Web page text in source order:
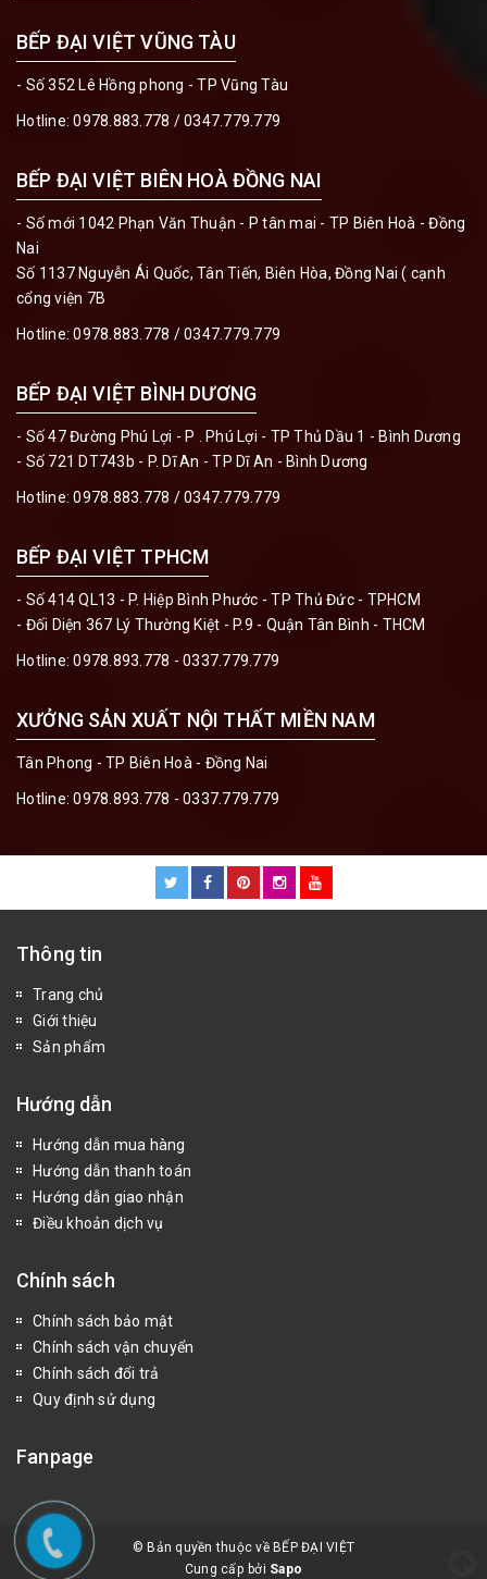
BẾP ĐẠI VIỆT VŨNG TÀU
- Số 352 Lê Hồng phong - TP Vũng Tàu
Hotline:0978.883.778 / 0347.779.779
BẾP ĐẠI VIỆT BIÊN HOÀ ĐỒNG NAI
- Số mới 1042 Phạn Văn Thuận - P tân mai - TP Biên Hoà - Đồng
Nai
Số 1137 Nguyễn Ái Quốc, Tân Tiến, Biên Hòa, Đồng Nai ( cạnh
cổng viện 7B
Hotline:0978.883.778 / 0347.779.779
BẾP ĐẠI VIỆT BÌNH DƯƠNG
- Số 47 Đường Phú Lợi - P . Phú Lợi - TP Thủ Dầu 1 - Bình Dương
- Số 721 DT743b - P. Dĩ An - TP Dĩ An - Bình Dương
Hotline:0978.883.778 / 0347.779.779
BẾP ĐẠI VIỆT TPHCM
- Số 414 QL13 - P. Hiệp Bình Phước - TP Thủ Đức - TPHCM
- Đối Diện 367 Lý Thường Kiệt - P.9 - Quận Tân Bình - THCM
Hotline:0978.893.778 - 0337.779.779
XƯỞNG SẢN XUẤT NỘI THẤT MIỀN NAM
Tân Phong - TP Biên Hoà - Đồng Nai
Hotline:0978.893.778 - 0337.779.779
Thông tin
Trang chủ
Giới thiệu
Sản phẩm
Hướng dẫn
Hướng dẫn mua hàng
Hướng dẫn thanh toán
Hướng dẫn giao nhận
Điều khoản dịch vụ
Chính sách
Chính sách bảo mật
Chính sách vận chuyển
Chính sách đổi trả
Quy định sử dụng
Fanpage
© Bản quyền thuộc về BẾP ĐẠI VIỆT
Cung cấp bởi Sapo